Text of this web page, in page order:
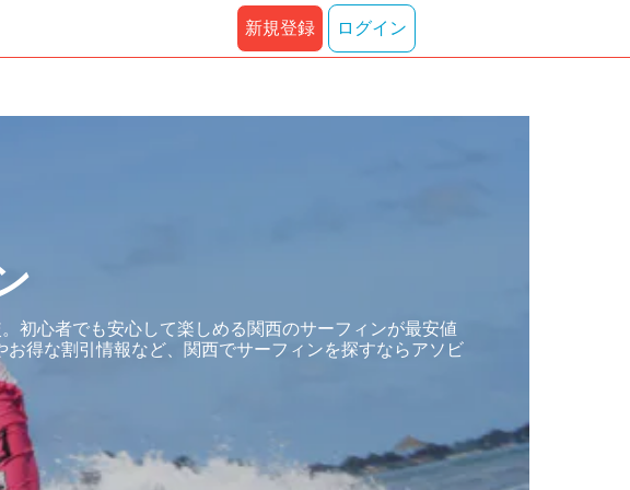
新規登録 ログイン
初心者でも安心して楽しめる関西のサーフィンが最安値
得な割引情報など、関西でサーフィンを探すならアソビ